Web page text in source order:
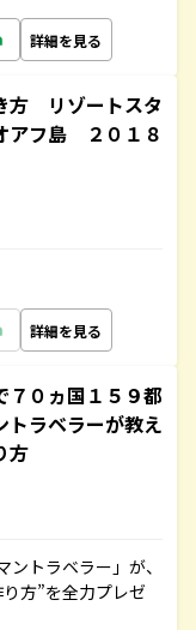
詳細を見る
方 リゾートスタ
アフ島 ２０１８
詳細を見る
０ヵ国１５９都
トラベラーが教え
方
トラベラー」が、
方”を全力プレゼ